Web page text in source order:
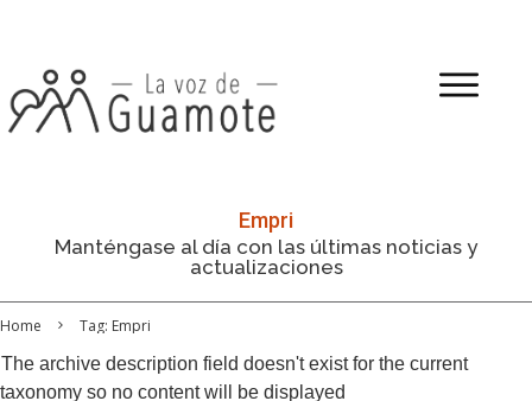
Empri
Manténgase al día con las últimas noticias y
actualizaciones
Home
Tag: Empri
The archive description field doesn't exist for the current
taxonomy so no content will be displayed